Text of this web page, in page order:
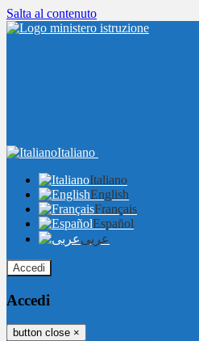
Salta al contenuto
Italiano
Italiano
English
Français
Español
عربى
Accedi
Accedi
button close ×